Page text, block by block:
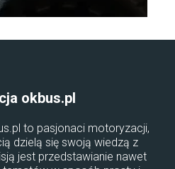
okbus.pl
to pasjonaci motoryzacji,
dzielą się swoją wiedzą z
jest przedstawianie nawet